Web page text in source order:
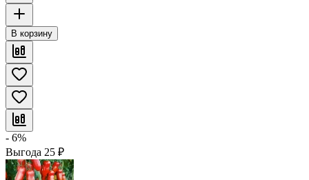
В корзину
- 6%
Выгода 25 ₽